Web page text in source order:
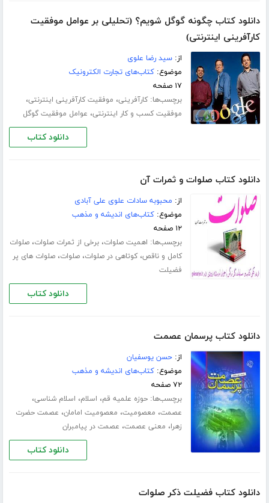
دانلود کتاب چگونه گوگل شویم؟ (تحلیلی بر عوامل موفقیت
کارآفرینی اینترنتی)
از:سید رضا علوی
موضوع:کتاب‌های تجارت الکترونیک
۱۷ صفحه
برچسب‌ها:کارآفرینی، موفقیت کارآفرینی اینترنتی،
موفقیت کسب و کار اینترنتی، عوامل موفقیت گوگل
دانلود کتاب
دانلود کتاب صلوات و ثمرات آن
از: محبوبه سادات علوی علی آبادی
موضوع:کتاب‌های اندیشه و مذهب
۱۲ صفحه
برچسب‌ها: اهمیت صلوات،برخی از ثمرات صلوات،صلوات
کامل و ناقص،کوتاهی در صلوات،صلوات،صلوات های پر
فضیلت
دانلود کتاب
دانلود کتاب پرسمان عصمت
از:حسن یوسفیان
موضوع:کتاب‌های اندیشه و مذهب
۷۲ صفحه
برچسب‌ها:حوزه علمیه قم، اسلام، اسلام شناسی،
عصمت، معصومیت، معصومیت امامان، عصمت حضرت
زهرا، معنی عصمت، عصمت در پیامبران
دانلود کتاب
دانلود کتاب فضیلت ذکر صلوات